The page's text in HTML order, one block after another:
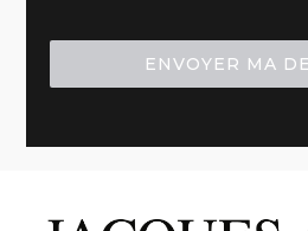
ENVOYER MA